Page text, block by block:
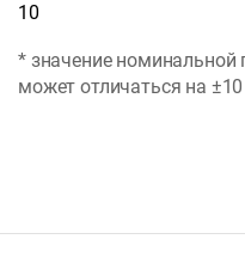
10
* значение
может отличаться на ±10